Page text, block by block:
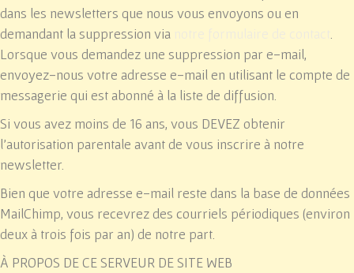
dans les newsletters que nous vous envoyons ou en
demandant la suppression via
Lorsque vous demandez une suppression par e-mail,
envoyez-nous votre adresse e-mail en utilisant le compte de
messagerie qui est abonné à la liste de diffusion.
Si vous avez moins de 16 ans, vous DEVEZ obtenir
l'autorisation parentale avant de vous inscrire à notre
newsletter.
Bien que votre adresse e-mail reste dans la base de données
MailChimp, vous recevrez des courriels périodiques (environ
deux à trois fois par an) de notre part.
À PROPOS DE CE SERVEUR DE SITE WEB